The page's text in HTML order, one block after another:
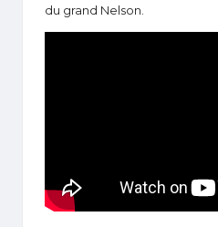
du grand Nelson.